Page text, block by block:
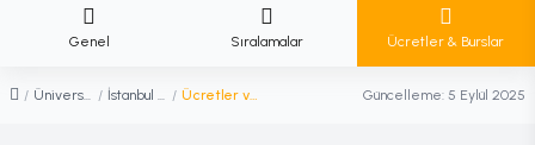
Genel Sıralamalar Ücretler & Burslar
/ Üniversiteler / İstanbul Okan Üniversitesi / Ücretler ve Burslar Güncelleme: 5 Eylül 2025